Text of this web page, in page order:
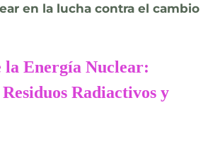
en la lucha contra el cambio
la Energía Nuclear:
Radiactivos y